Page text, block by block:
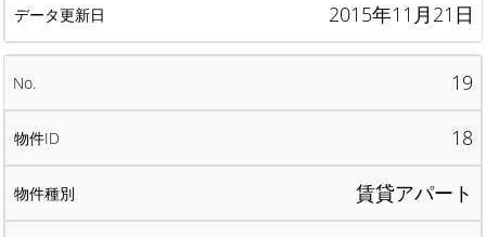
2015年11月21日
19
18
賃貸アパート